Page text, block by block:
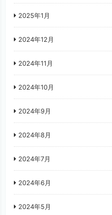
2025年1月
2024年12月
2024年11月
2024年10月
2024年9月
2024年8月
2024年7月
2024年6月
2024年5月